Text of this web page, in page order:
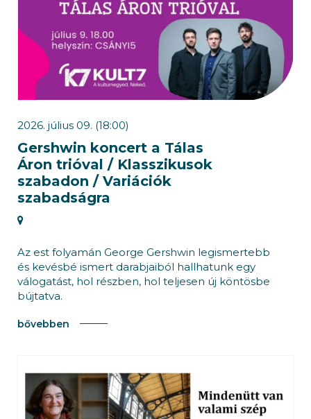
2026. július 09. (18:00)
Gershwin koncert a Tálas
Áron trióval / Klasszikusok
szabadon / Variációk
szabadságra
Az est folyamán George Gershwin legismertebb
és kevésbé ismert darabjaiból hallhatunk egy
válogatást, hol részben, hol teljesen új köntösbe
bújtatva.
bővebben